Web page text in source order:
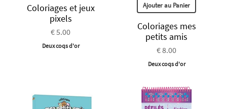
Coloriages et jeux
pixels
€ 5.00
Deux coqs d'or
Ajouter au Panier
Coloriages mes
petits amis
€ 8.00
Deux coqs d'or